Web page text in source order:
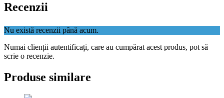
Recenzii
Nu există recenzii până acum.
Numai clienții autentificați, care au cumpărat acest produs, pot să
scrie o recenzie.
Produse similare